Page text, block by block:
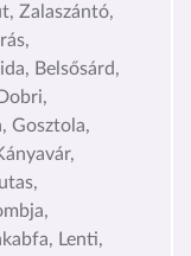
Zalaszántó,
Belsősárd,
Gosztola,
Lenti,